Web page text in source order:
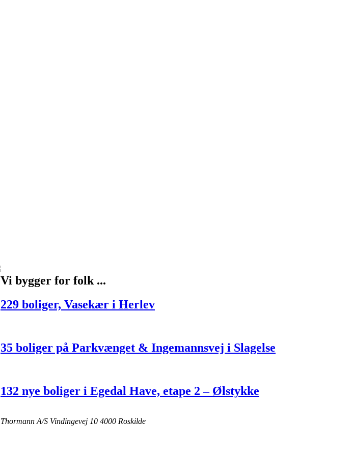
Vi bygger for folk ...
229 boliger, Vasekær i Herlev
35 boliger på Parkvænget & Ingemannsvej i Slagelse
132 nye boliger i Egedal Have, etape 2 – Ølstykke
Thormann A/S Vindingevej 10 4000 Roskilde